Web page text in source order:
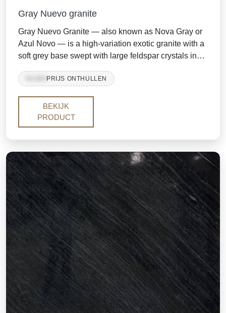
Gray Nuevo granite
Gray Nuevo Granite — also known as Nova Gray or
Azul Novo — is a high-variation exotic granite with a
soft grey base swept with large feldspar crystals in
Thanks to its rich feldspar concentration, almost
installation a one-of-a-kind character. It is mined from
the same quarry that produces Azul White and Azul
Blue granite.
PRIJS ONTHULLEN
BEKIJK
PRODUCT